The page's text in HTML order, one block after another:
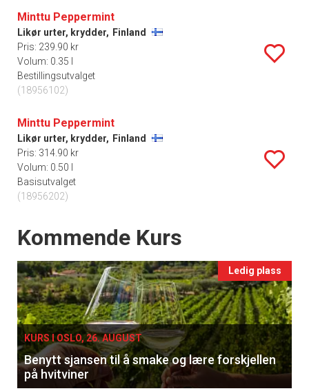
Minttu Peppermint
Likør urter, krydder, Finland
Pris: 239.90 kr
Volum: 0.35 l
Bestillingsutvalget
(18956102)
Minttu Peppermint
Likør urter, krydder, Finland
Pris: 314.90 kr
Volum: 0.50 l
Basisutvalget
(18956202)
Events
Kommende Kurs
Ledig plass
KURS I OSLO, 26. AUGUST
Benytt sjansen til å smake og lære forskjellen
på hvitviner